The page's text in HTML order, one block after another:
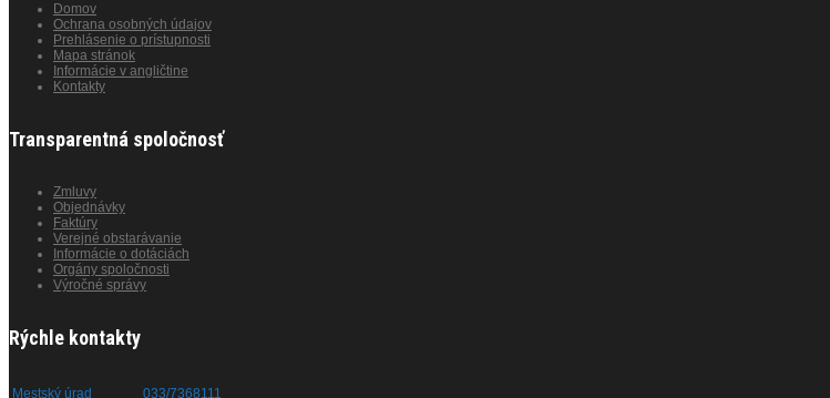
Domov
Ochrana osobných údajov
Prehlásenie o prístupnosti
Mapa stránok
Informácie v angličtine
Kontakty
Transparentná spoločnosť
Zmluvy
Objednávky
Faktúry
Verejné obstarávanie
Informácie o dotáciách
Orgány spoločnosti
Výročné správy
Rýchle kontakty
Mestský úrad 033/7368111